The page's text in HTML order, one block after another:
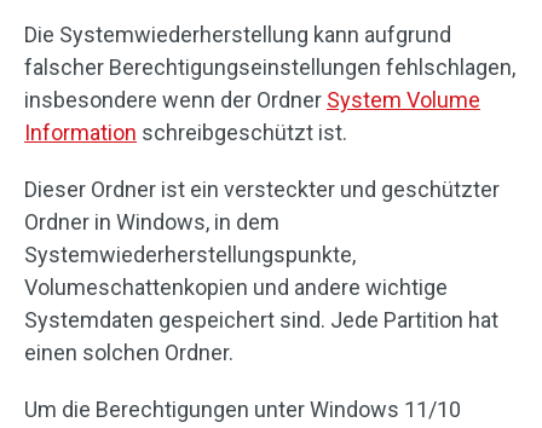
Die Systemwiederherstellung kann aufgrund
falscher Berechtigungseinstellungen fehlschlagen,
insbesondere wenn der Ordner System Volume
Information schreibgeschützt ist.
Dieser Ordner ist ein versteckter und geschützter
Ordner in Windows, in dem
Systemwiederherstellungspunkte,
Volumeschattenkopien und andere wichtige
Systemdaten gespeichert sind. Jede Partition hat
einen solchen Ordner.
Um die Berechtigungen unter Windows 11/10